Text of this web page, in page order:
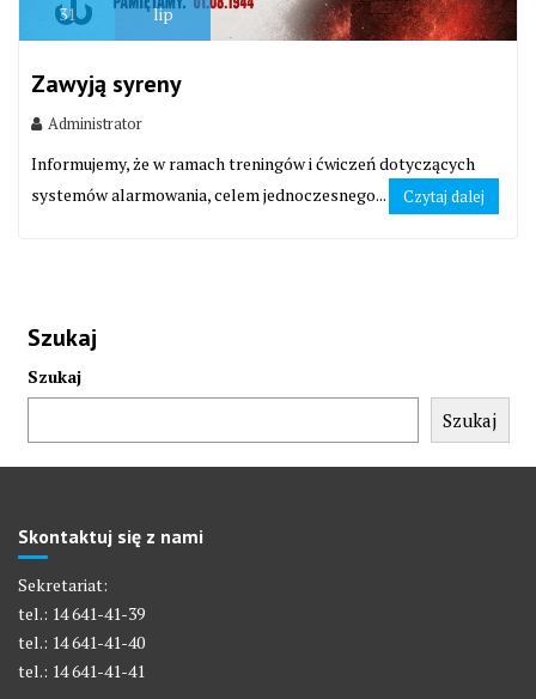
31 lip
Zawyją syreny
Administrator
Informujemy, że w ramach treningów i ćwiczeń dotyczących
systemów alarmowania, celem jednoczesnego...
Czytaj dalej
Szukaj
Szukaj
Szukaj
Skontaktuj się z nami
Sekretariat:
tel.: 14 641-41-39
tel.: 14 641-41-40
tel.: 14 641-41-41